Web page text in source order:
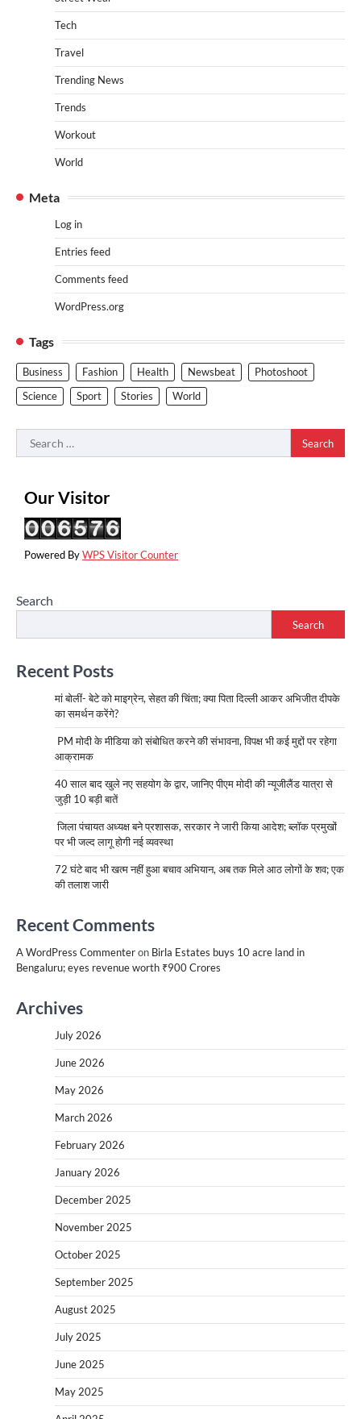
Tech
Travel
Trending News
Trends
Workout
World
Meta
Log in
Entries feed
Comments feed
WordPress.org
Tags
Business Fashion Health Newsbeat
Photoshoot
Science
Sport Stories World
Search
for:
Our Visitor
Powered ByWPS Visitor Counter
Search
Search
Recent Posts
मां बोलीं- बेटे को माइग्रेन, सेहत की चिंता; क्या पिता दिल्ली आकर अभिजीत दीपके
का समर्थन करेंगे?
PM मोदी के मीडिया को संबोधित करने की संभावना, विपक्ष भी कई मुद्दों पर रहेगा
आक्रामक
40 साल बाद खुले नए सहयोग के द्वार, जानिए पीएम मोदी की न्यूजीलैंड यात्रा से
जुड़ी 10 बड़ी बातें
जिला पंचायत अध्यक्ष बने प्रशासक, सरकार ने जारी किया आदेश; ब्लॉक प्रमुखों
पर भी जल्द लागू होगी नई व्यवस्था
72 घंटे बाद भी खत्म नहीं हुआ बचाव अभियान, अब तक मिले आठ लोगों के शव; एक
की तलाश जारी
Recent Comments
A WordPress Commenteron Birla Estates buys 10 acre land in
Bengaluru; eyes revenue worth ₹900 Crores
Archives
July 2026
June 2026
May 2026
March 2026
February 2026
January 2026
December 2025
November 2025
October 2025
September 2025
August 2025
July 2025
June 2025
May 2025